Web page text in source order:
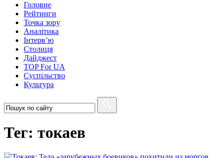
Головне
Рейтинги
Точка зору
Аналітика
Інтерв’ю
Столиця
Дайджест
TOP For UA
Суспiльство
Культура
Тег: токаев